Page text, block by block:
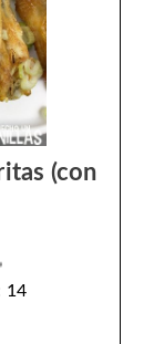
(con
14